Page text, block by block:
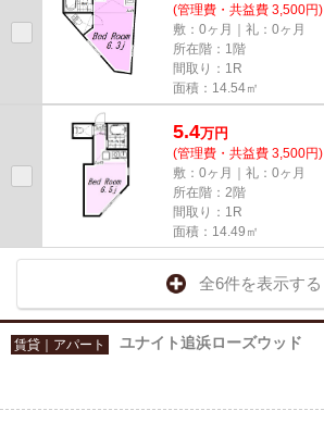
(管理費・共益費 3,500円)
敷：0ヶ月｜礼：0ヶ月
所在階：1階
間取り：1R
面積：14.54㎡
5.4万円
(管理費・共益費 3,500円)
敷：0ヶ月｜礼：0ヶ月
所在階：2階
間取り：1R
面積：14.49㎡
全6件を表示する
賃貸｜アパート ユナイト追浜ローズウッド